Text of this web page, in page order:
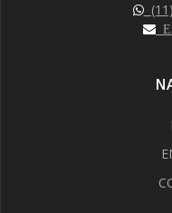
(11)